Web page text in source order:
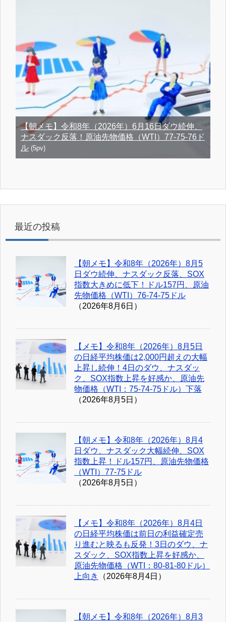
【朝メモ】令和8年（2026年）6月16日ダウ続伸、
ナスダック反落！原油先物価格（WTI）77-75-76ド
ル (5pv)
最近の投稿
【朝メモ】令和8年（2026年）8月5
日ダウ続伸、ナスダック反落、SOX
指数大きめに低下！ドル157円、原油
先物価格（WTI）76-74-75ドル
（2026年8月6日）
【メモ】令和8年（2026年）8月5日
の日経平均株価は2,000円超えの大幅
上昇し続伸！4日のダウ、ナスダッ
ク、SOX指数上昇を好感か、原油先
物価格（WTI：75-74-75ドル）下落
（2026年8月5日）
【朝メモ】令和8年（2026年）8月4
日ダウ、ナスダック大幅続伸、SOX
指数上昇！ドル157円、原油先物価格
（WTI）77-75ドル
（2026年8月5日）
【メモ】令和8年（2026年）8月4日
の日経平均株価は前日の利益確定売
り進むと映るも反発！3日のダウ、ナ
スダック、SOX指数上昇を好感か、
原油先物価格（WTI：80-81-80ドル）
上向き
（2026年8月4日）
【朝メモ】令和8年（2026年）8月3